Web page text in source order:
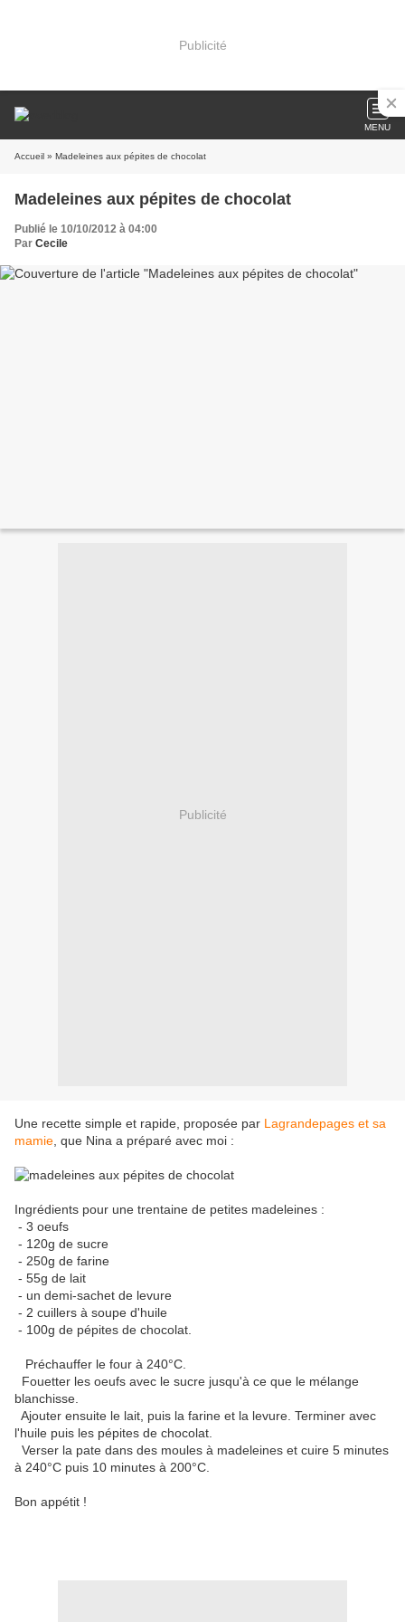
Publicité
MENU
Accueil » Madeleines aux pépites de chocolat
Madeleines aux pépites de chocolat
Publié le 10/10/2012 à 04:00
Par Cecile
Publicité
Une recette simple et rapide, proposée par Lagrandepages et sa
mamie , que Nina a préparé avec moi :
Ingrédients pour une trentaine de petites madeleines :
- 3 oeufs
- 120g de sucre
- 250g de farine
- 55g de lait
- un demi-sachet de levure
- 2 cuillers à soupe d'huile
- 100g de pépites de chocolat.
Préchauffer le four à 240°C.
Fouetter les oeufs avec le sucre jusqu'à ce que le mélange
blanchisse.
Ajouter ensuite le lait, puis la farine et la levure. Terminer avec
l'huile puis les pépites de chocolat.
Verser la pate dans des moules à madeleines et cuire 5 minutes
à 240°C puis 10 minutes à 200°C.
Bon appétit !